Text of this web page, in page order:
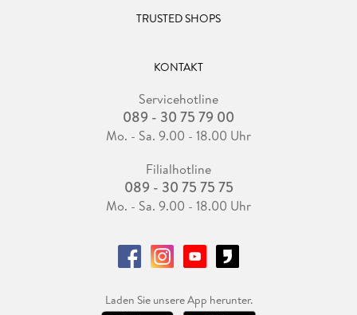
TRUSTED SHOPS
KONTAKT
Servicehotline
089 - 30 75 79 00
Mo. - Sa. 9.00 - 18.00 Uhr
Filialhotline
089 - 30 75 75 75
Mo. - Sa. 9.00 - 18.00 Uhr
Laden Sie unsere App herunter.